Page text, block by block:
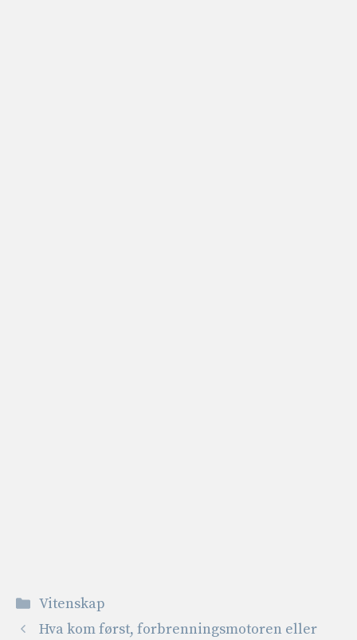
Kategorier
Vitenskap
Hva kom først, forbrenningsmotoren eller